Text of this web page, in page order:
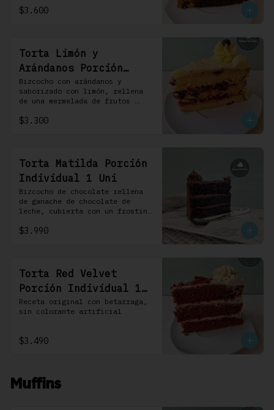
$3.600
Torta Limón y
Arándanos Porción
Individual 1 Uni
Bizcocho con arándanos y
saborizado con limón, rellena
de una mermelada de frutos
frosting de queso de crema.
$3.300
Torta Matilda Porción
Individual 1 Uni
Bizcocho de chocolate rellena
de ganache de chocolate de
leche, cubierta con un frosting
$3.990
Torta Red Velvet
Porción Individual 1
Uni
Receta original con betarraga,
sin colorante artificial
$3.490
Muffins